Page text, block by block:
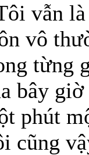
vẫn
vô
từng
bây giờ
phút
cũng